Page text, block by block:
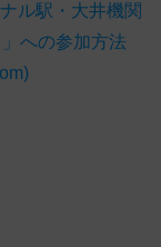
ル駅・大井機関
への参加方法